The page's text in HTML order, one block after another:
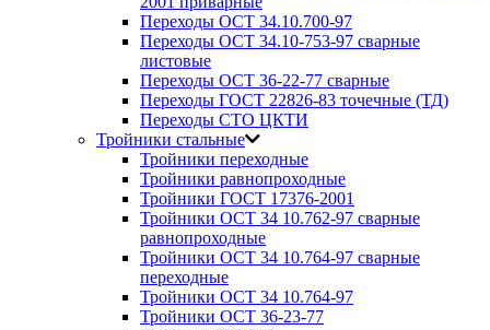
Переходы ОСТ 34.10.700-97
Переходы ОСТ 34.10-753-97 сварные
листовые
Переходы ОСТ 36-22-77 сварные
Переходы ГОСТ 22826-83 точечные (ТД)
Переходы СТО ЦКТИ
Тройники стальные
Тройники переходные
Тройники равнопроходные
Тройники ГОСТ 17376-2001
Тройники ОСТ 34 10.762-97 сварные
равнопроходные
Тройники ОСТ 34 10.764-97 сварные
переходные
Тройники ОСТ 34 10.764-97
Тройники ОСТ 36-23-77